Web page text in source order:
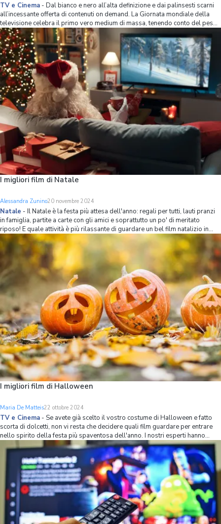
TV e Cinema - Dal bianco e nero all’alta definizione e dai palinsesti scarni
all’incessante offerta di contenuti on demand. La Giornata mondiale della
televisione celebra il primo vero medium di massa, tenendo conto del peso
che ha avuto, che tutt'ora ha e che avrà infuturo tanto sulla cultura locale
quanto
I migliori film di Natale
Alessandra Zunino20 novembre 2024
Natale - Il Natale è la festa più attesa dell'anno: regali per tutti, lauti pranzi
in famiglia, partite a carte con gli amici e soprattutto un po' di meritato
riposo! E quale attività è più rilassante di guardare un bel film natalizio in
compagnia di una gustosa bevanda calda, una confortevole copertina
I migliori film di Halloween
Maria De Matteis22 ottobre 2024
TV e Cinema - Se avete già scelto il vostro costume di Halloween e fatto
scorta di dolcetti, non vi resta che decidere quali film guardare per entrare
nello spirito della festa più spaventosa dell'anno. I nostri esperti hanno
stilato una lista dei migliori film da guardare nella settimana di Halloween:
non solo